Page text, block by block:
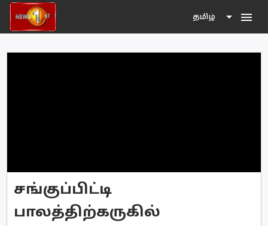
தமிழ் menu
சங்குப்பிட்டி
பாலத்திற்கருகில்